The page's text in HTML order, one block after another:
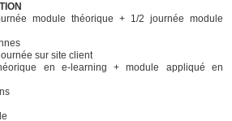
module théorique + 1/2 journée module
sur site client
en e-learning + module appliqué en